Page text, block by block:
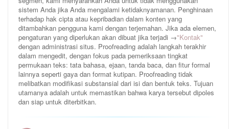
sistem Anda jika Anda mengalami ketidaknyamanan. Penghinaan
terhadap hak cipta atau kepribadian dalam konten yang
ditambahkan pengguna kami dengan terjemahan. Jika ada elemen,
pengaturan yang diperlukan akan dibuat jika terjadi →"Kontak"
dengan administrasi situs. Proofreading adalah langkah terakhir
dalam mengedit, dengan fokus pada pemeriksaan tingkat
permukaan teks: tata bahasa, ejaan, tanda baca, dan fitur formal
lainnya seperti gaya dan format kutipan. Proofreading tidak
melibatkan modifikasi substansial dari isi dan bentuk teks. Tujuan
utamanya adalah untuk memastikan bahwa karya tersebut dipoles
dan siap untuk diterbitkan.